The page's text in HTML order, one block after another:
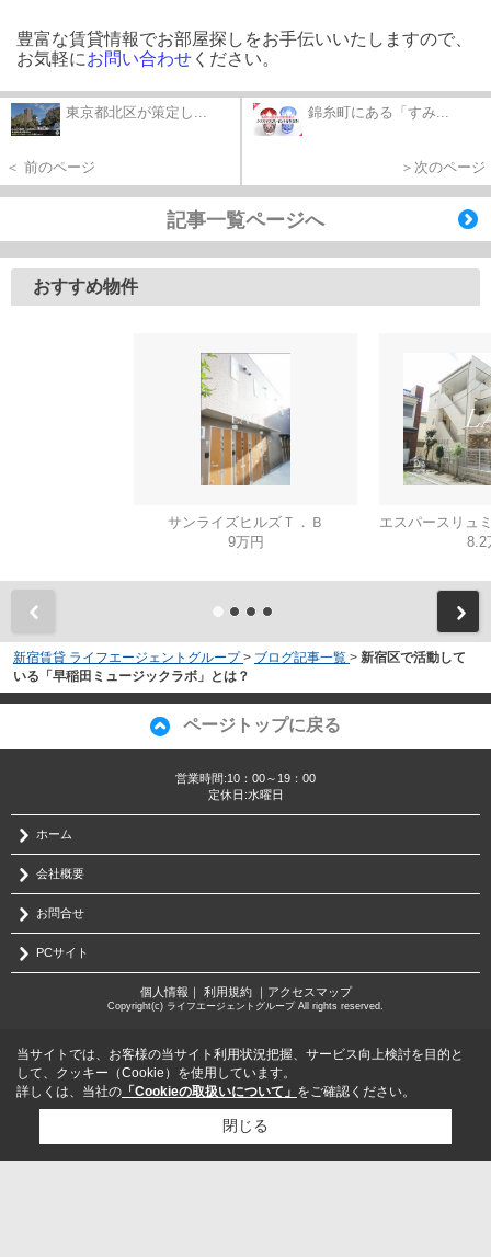
豊富な賃貸情報でお部屋探しをお手伝いいたしますので、
お気軽にお問い合わせ ください。
東京都北区が策定し...
＜ 前のページ
錦糸町にある「すみ...
＞次のページ
記事一覧ページへ
おすすめ物件
サンライズヒルズＴ．Ｂ
9万円
8.2
新宿賃貸 ライフエージェントグループ > ブログ記事一覧 > 新宿区で活動して
いる「早稲田ミュージックラボ」とは？
ページトップに戻る
営業時間:10：00～19：00
定休日:水曜日
ホーム
会社概要
お問合せ
PCサイト
個人情報 ｜ 利用規約｜ アクセスマップ
Copyright(c) ライフエージェントグループ All rights reserved.
当サイトでは、お客様の当サイト利用状況把握、サービス向上検討を目的と
して、クッキー（Cookie）を使用しています。
詳しくは、当社の 「Cookieの取扱いについて」 をご確認ください。
閉じる